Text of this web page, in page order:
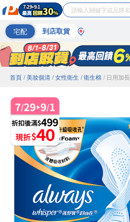
宅配 到店取貨
首頁 / 美妝個清 / 女性衛生 / 衛生棉 / 日用加長